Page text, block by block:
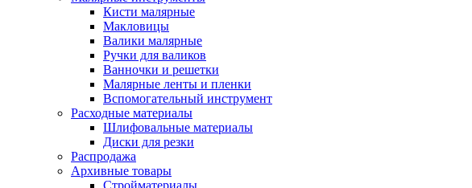
Кисти малярные
Макловицы
Валики малярные
Ручки для валиков
Ванночки и решетки
Малярные ленты и пленки
Вспомогательный инструмент
Расходные материалы
Шлифовальные материалы
Диски для резки
Распродажа
Архивные товары
Стройматериалы